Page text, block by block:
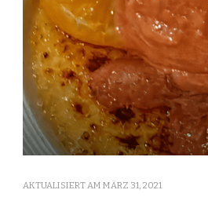
AKTUALISIERT AM MÄRZ 31, 2021